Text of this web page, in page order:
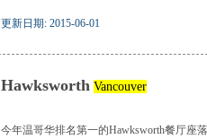
更新日期: 2015-06-01
Hawksworth Vancouver
今年温哥华排名第一的Hawksworth餐厅座